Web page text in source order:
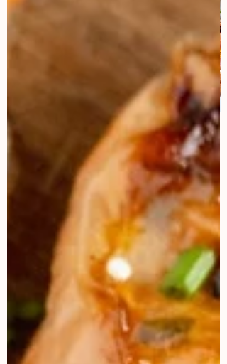
Colaboraciones
Si eres una marca que le gustaría
colaborar conmigo, mándame un mail
Contacto